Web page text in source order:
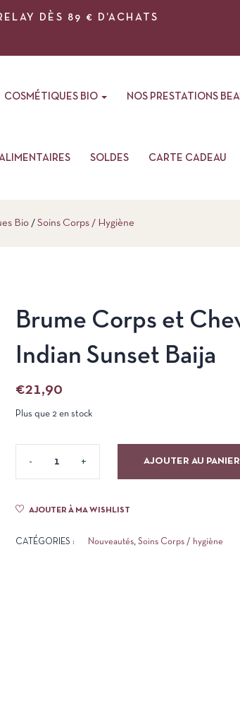
DÈS 89 € D’ACHATS
COSMÉTIQUES BIO NOS PRESTATIONS
SOLDES CARTE CADEAU
Bio Soins Corps / Hygiène
Brume Corps et
Indian Sunset Baija
€21,90
Plus que 2 en stock
AJOUTER AU PANIER
AJOUTER À MA WISHLIST
CATÉGORIES : Nouveautés, Soins Corps / hygiène